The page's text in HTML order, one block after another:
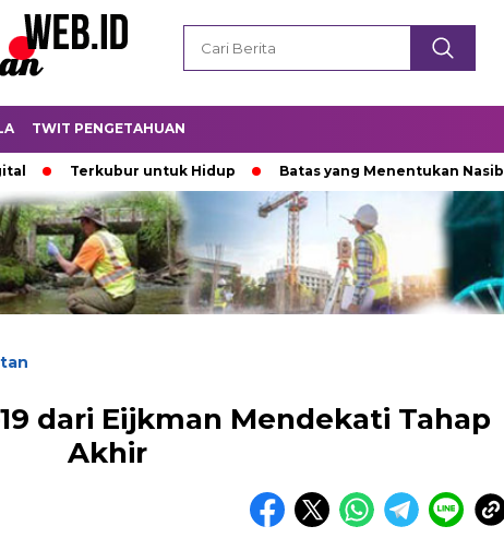
TWIT PENGETAHUAN
Terkubur untuk Hidup Batas yang Menentukan Nasib Bintang
dari Eijkman Mendekati Tahap
Akhir